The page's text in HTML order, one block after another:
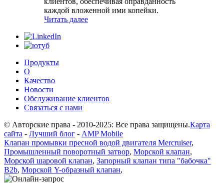
каждой вложенной ими копейки.
Читать далее
Продукты
О
Качество
Новости
Обслуживание клиентов
Связаться с нами
© Авторские права - 2010-2025: Все права защищены.Карта
сайта - Лучший блог - AMP Mobile
Клапан промывки пресной водой двигателя Mercruiser,
Промышленный поворотный затвор, Морской клапан,
Морской шаровой клапан, Запорный клапан типа "бабочка"
B2b, Морской Y-образный клапан,